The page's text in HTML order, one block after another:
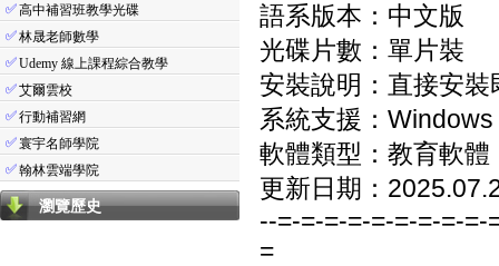
✅高中補習班教學光碟
✅林晟老師數學
✅Udemy 線上課程綜合教學
✅艾爾雲校
✅行動補習網
✅寰宇名師學院
✅翰林雲端學院
瀏覽歷史
語系版本：中文版
光碟片數：單片裝
安裝說明：直接安裝
系統支援：
軟體類型：教育軟體
更新日期：
--=-=-=-=-=-=-=-=-=-
=